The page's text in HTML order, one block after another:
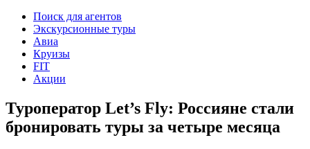
Поиск для агентов
Экскурсионные туры
Авиа
Круизы
FIT
Акции
Туроператор Let’s Fly: Россияне стали
бронировать туры за четыре месяца